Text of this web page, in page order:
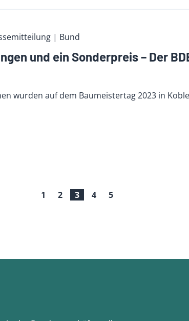
| Bund
und ein Sonderpreis – Der
wurden auf dem Baumeistertag 2023 in
1 2 3 4 5